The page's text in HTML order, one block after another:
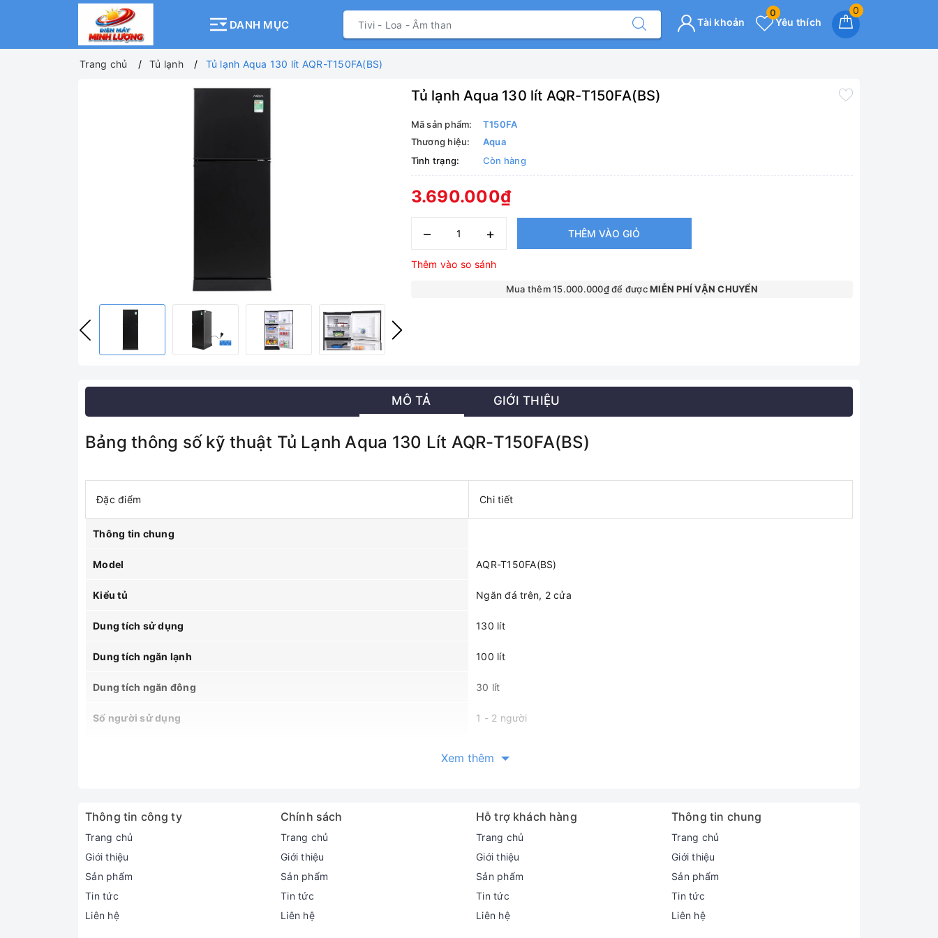
DANH MỤC
0
Yêu thích
0
Tài khoản
Trang chủ Tủ lạnh Tủ lạnh Aqua 130 lít AQR-T150FA(BS)
Tủ lạnh Aqua 130 lít AQR-T150FA(BS)
Mã sản phẩm:
T150FA
Thương hiệu:
Aqua
Tình trạng:
Còn hàng
3.690.000₫
– + THÊM VÀO GIỎ
Thêm vào so sánh
Mua thêm 15.000.000₫ để đượcMIỄN PHÍ VẬN CHUYỂN
MÔ TẢ GIỚI THIỆU
Bảng thông số kỹ thuật Tủ Lạnh Aqua 130 Lít AQR-T150FA(BS)
Đặc điểm Chi tiết
Thông tin chung
Model AQR-T150FA(BS)
Kiểu tủ Ngăn đá trên, 2 cửa
Dung tích sử dụng 130 lít
Dung tích ngăn lạnh 100 lít
Dung tích ngăn đông 30 lít
Số người sử dụng 1 - 2 người
Bảo hành 24 tháng
Thiết kế
Kích thước (Cao x Rộng x Sâu) 1145 x 475 x 563 mm
Trọng lượng 28 kg
Xem thêm
Thông tin công ty
Trang chủ
Giới thiệu
Sản phẩm
Tin tức
Liên hệ
Chính sách
Trang chủ
Giới thiệu
Sản phẩm
Tin tức
Liên hệ
Hỗ trợ khách hàng
Trang chủ
Giới thiệu
Sản phẩm
Tin tức
Liên hệ
Thông tin chung
Trang chủ
Giới thiệu
Sản phẩm
Tin tức
Liên hệ